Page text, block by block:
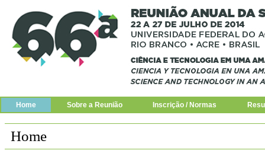
Home Sobre a Reunião Inscrição / Normas
Home